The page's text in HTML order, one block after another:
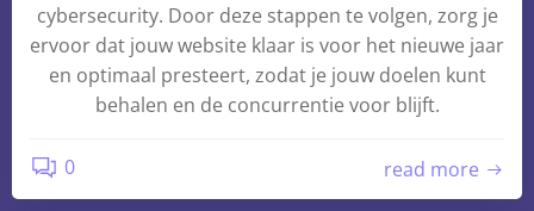
cybersecurity. Door deze stappen te volgen, zorg je
ervoor dat jouw website klaar is voor het nieuwe jaar
en optimaal presteert, zodat je jouw doelen kunt
behalen en de concurrentie voor blijft.
0 read more